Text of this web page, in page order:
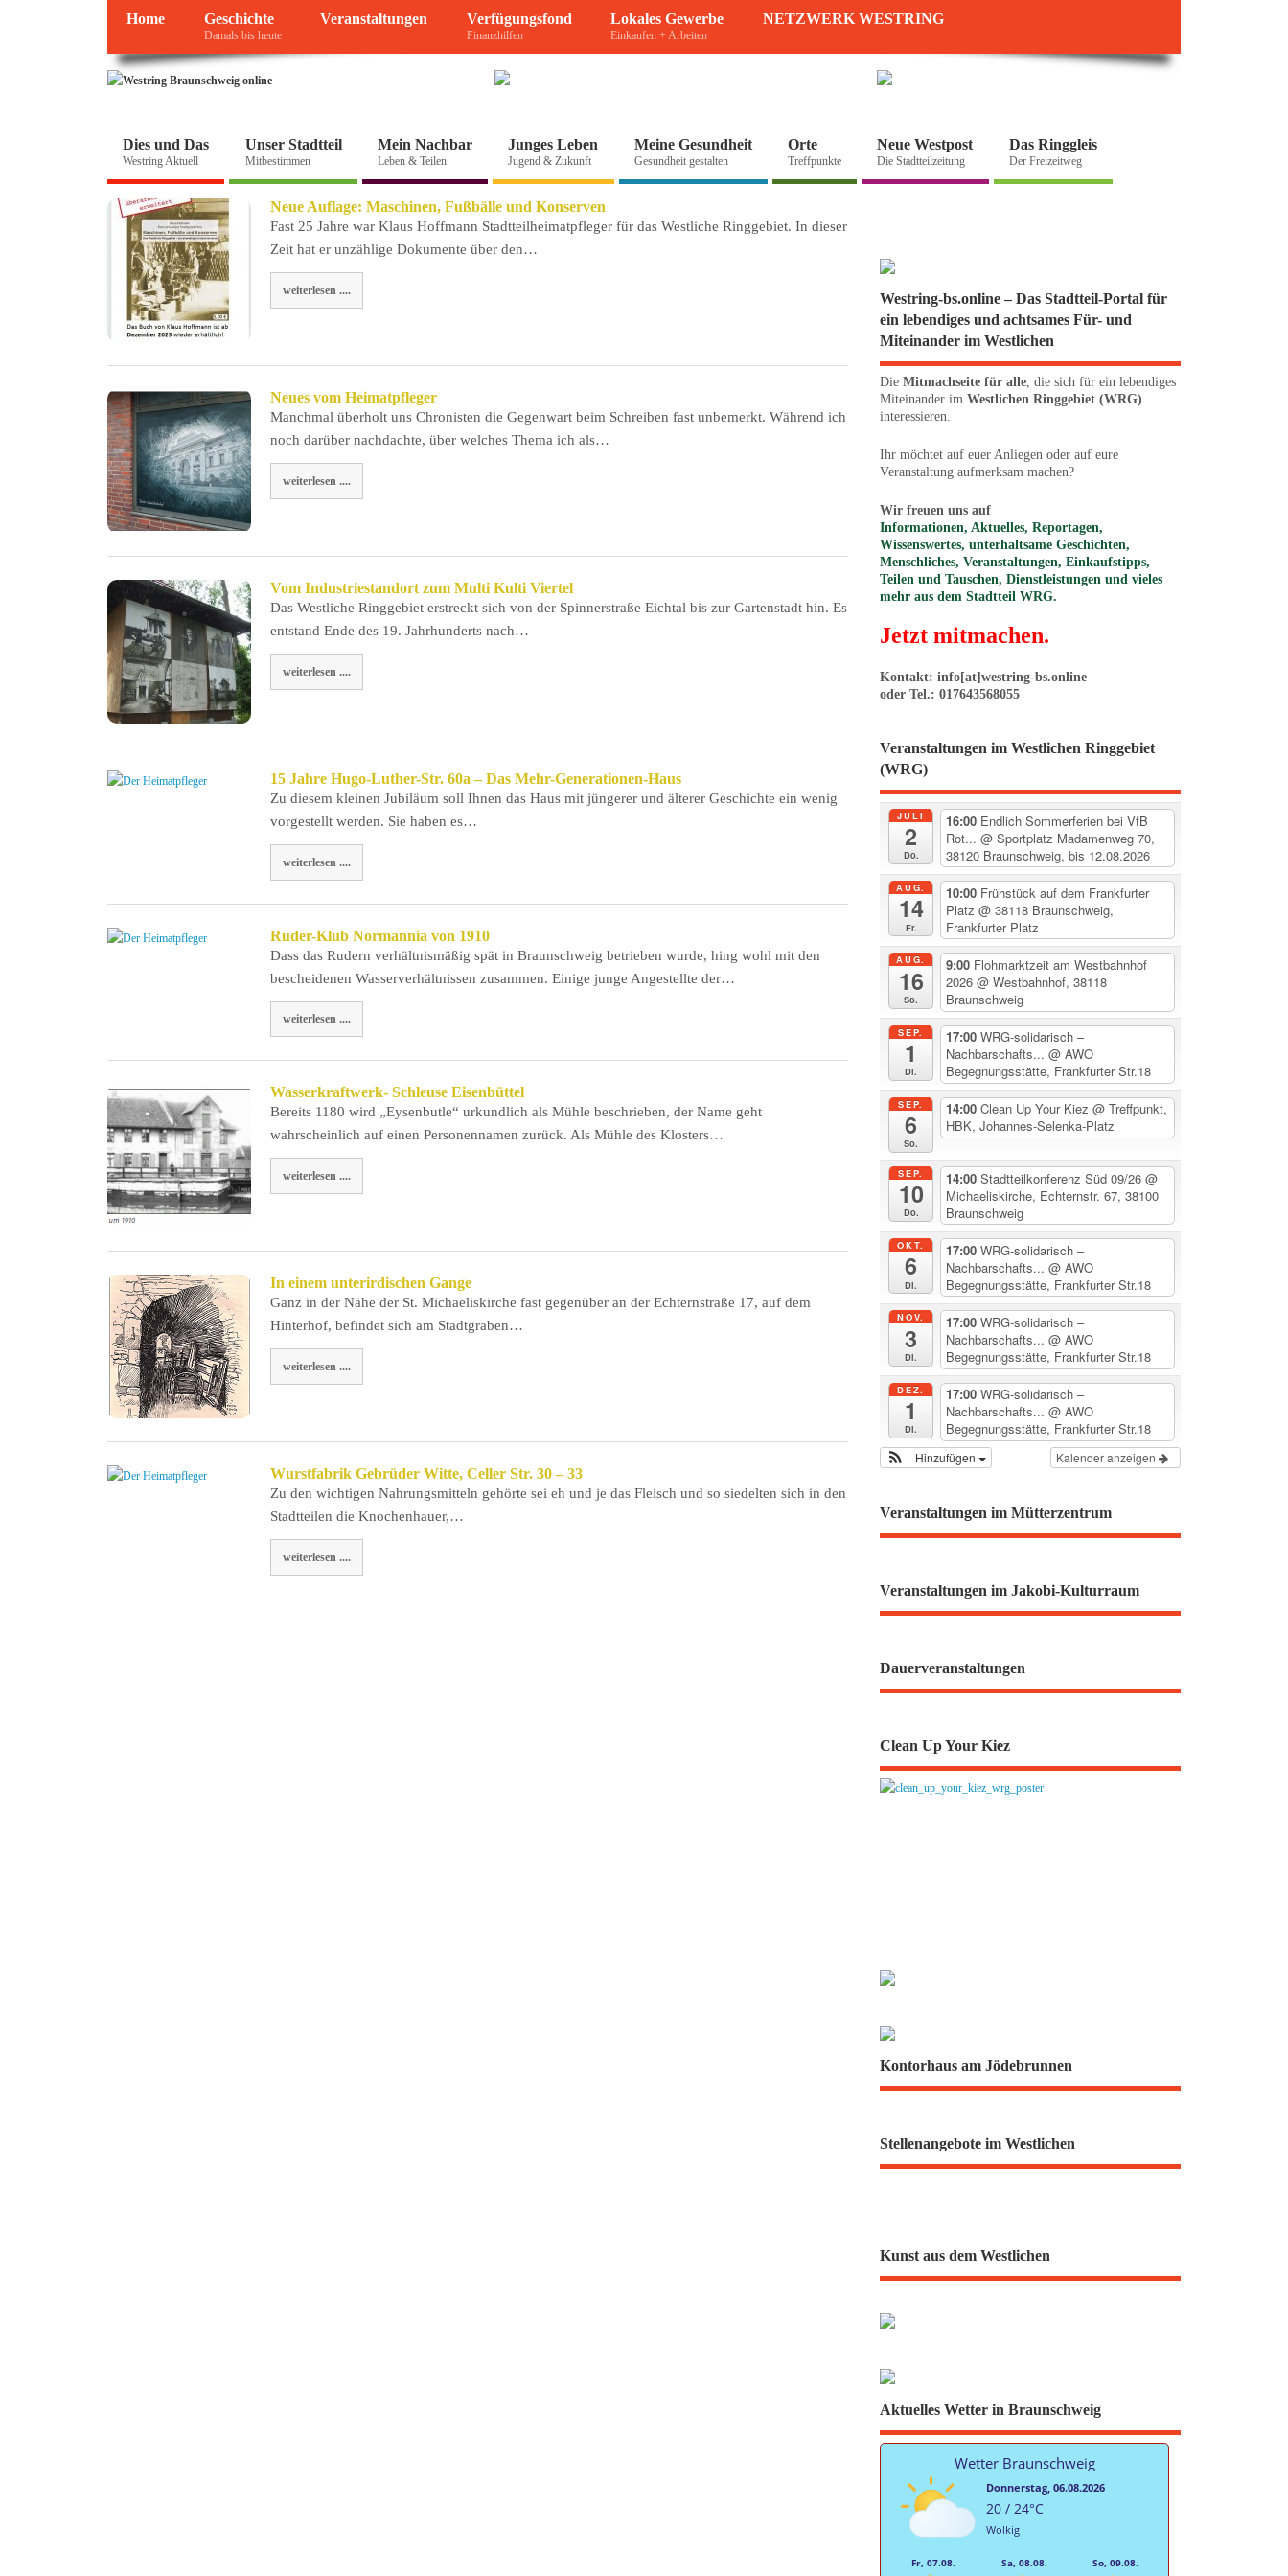
Home Geschichte
Damals bis heute
Veranstaltungen Verfügungsfond
Finanzhilfen
Lokales Gewerbe
Einkaufen + Arbeiten
NETZWERK WESTRING
Dies und Das
Westring Aktuell
Unser Stadtteil
Mitbestimmen
Mein Nachbar
Leben & Teilen
Junges Leben
Jugend & Zukunft
Meine Gesundheit
Gesundheit gestalten
Orte
Treffpunkte
Neue Westpost
Die Stadtteilzeitung
Das Ringgleis
Der Freizeitweg
Neue Auflage: Maschinen, Fußbälle und Konserven
Fast 25 Jahre war Klaus Hoffmann Stadtteilheimatpfleger für das Westliche Ringgebiet. In dieser
Zeit hat er unzählige Dokumente über den…
weiterlesen ....
Neues vom Heimatpfleger
Manchmal überholt uns Chronisten die Gegenwart beim Schreiben fast unbemerkt. Während ich
noch darüber nachdachte, über welches Thema ich als…
weiterlesen ....
Vom Industriestandort zum Multi Kulti Viertel
Das Westliche Ringgebiet erstreckt sich von der Spinnerstraße Eichtal bis zur Gartenstadt hin. Es
entstand Ende des 19. Jahrhunderts nach…
weiterlesen ....
15 Jahre Hugo-Luther-Str. 60a – Das Mehr-Generationen-Haus
Zu diesem kleinen Jubiläum soll Ihnen das Haus mit jüngerer und älterer Geschichte ein wenig
vorgestellt werden. Sie haben es…
weiterlesen ....
Ruder-Klub Normannia von 1910
Dass das Rudern verhältnismäßig spät in Braunschweig betrieben wurde, hing wohl mit den
bescheidenen Wasserverhältnissen zusammen. Einige junge Angestellte der…
weiterlesen ....
Wasserkraftwerk- Schleuse Eisenbüttel
Bereits 1180 wird „Eysenbutle“ urkundlich als Mühle beschrieben, der Name geht
wahrscheinlich auf einen Personennamen zurück. Als Mühle des Klosters…
weiterlesen ....
In einem unterirdischen Gange
Ganz in der Nähe der St. Michaeliskirche fast gegenüber an der Echternstraße 17, auf dem
Hinterhof, befindet sich am Stadtgraben…
weiterlesen ....
Wurstfabrik Gebrüder Witte, Celler Str. 30 – 33
Zu den wichtigen Nahrungsmitteln gehörte sei eh und je das Fleisch und so siedelten sich in den
Stadtteilen die Knochenhauer,…
weiterlesen ....
Westring-bs.online – Das Stadtteil-Portal für
ein lebendiges und achtsames Für- und
Miteinander im Westlichen
DieMitmachseite für alle, die sich für ein lebendiges
Miteinander imWestlichen Ringgebiet (WRG)
interessieren.
Ihr möchtet auf euer Anliegen oder auf eure
Veranstaltung aufmerksam machen?
Wir freuen uns auf
Informationen, Aktuelles, Reportagen,
Wissenswertes, unterhaltsame Geschichten,
Menschliches, Veranstaltungen, Einkaufstipps,
Teilen und Tauschen, Dienstleistungen und vieles
mehr aus dem Stadtteil WRG.
Jetzt mitmachen.
Kontakt: info[at]westring-bs.online
oder Tel.: 017643568055
Veranstaltungen im Westlichen Ringgebiet
(WRG)
JULI
2
Do.
16:00 Endlich Sommerferien bei VfB
Rot... @ Sportplatz Madamenweg 70,
38120 Braunschweig, bis 12.08.2026
AUG.
14
Fr.
10:00 Frühstück auf dem Frankfurter
Platz @ 38118 Braunschweig,
Frankfurter Platz
AUG.
16
So.
9:00 Flohmarktzeit am Westbahnhof
2026 @ Westbahnhof, 38118
Braunschweig
SEP.
1
Di.
17:00 WRG-solidarisch –
Nachbarschafts... @ AWO
Begegnungsstätte, Frankfurter Str.18
SEP.
6
So.
14:00 Clean Up Your Kiez @ Treffpunkt,
HBK, Johannes-Selenka-Platz
SEP.
10
Do.
14:00 Stadtteilkonferenz Süd 09/26 @
Michaeliskirche, Echternstr. 67, 38100
Braunschweig
OKT.
6
Di.
17:00 WRG-solidarisch –
Nachbarschafts... @ AWO
Begegnungsstätte, Frankfurter Str.18
NOV.
3
Di.
17:00 WRG-solidarisch –
Nachbarschafts... @ AWO
Begegnungsstätte, Frankfurter Str.18
DEZ.
1
Di.
17:00 WRG-solidarisch –
Nachbarschafts... @ AWO
Begegnungsstätte, Frankfurter Str.18
Kalender anzeigen
Hinzufügen
Veranstaltungen im Mütterzentrum
Veranstaltungen im Jakobi-Kulturraum
Dauerveranstaltungen
Clean Up Your Kiez
Kontorhaus am Jödebrunnen
Stellenangebote im Westlichen
Kunst aus dem Westlichen
Aktuelles Wetter in Braunschweig
Wetter Braunschweig
Donnerstag, 06.08.2026
20 / 24°C
Wolkig
Fr, 07.08. Sa, 08.08. So, 09.08.